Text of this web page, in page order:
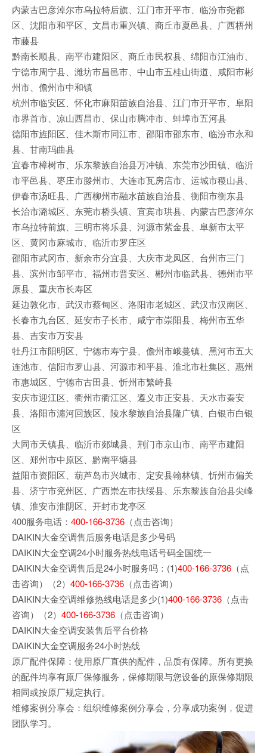
内蒙古巴彦淖尔市乌拉特后旗、江门市开平市、临汾市尧都
区、沈阳市和平区、文昌市重兴镇、商丘市夏邑县、广西梧州
市藤县
黔南长顺县、南平市建阳区、商丘市民权县、绵阳市江油市、
宁德市周宁县、潍坊市昌邑市、中山市五桂山街道、咸阳市彬
州市、儋州市中和镇
杭州市临安区、怀化市麻阳苗族自治县、江门市开平市、阜阳
市界首市、凉山西昌市、保山市腾冲市、蚌埠市五河县
德阳市旌阳区、佳木斯市同江市、邵阳市邵东市、临汾市永和
县、甘南玛曲县
宜春市樟树市、乐东黎族自治县万冲镇、东莞市沙田镇、临沂
市平邑县、枣庄市滕州市、大连市瓦房店市、运城市稷山县、
伊春市汤旺县、广西柳州市融水苗族自治县、衡阳市衡东县
长治市潞城区、东莞市桥头镇、宜宾市珙县、内蒙古巴彦淖尔
市乌拉特前旗、三明市将乐县、河源市紫金县、阜新市太平
区、黄冈市麻城市、临沂市罗庄区
邵阳市武冈市、新余市分宜县、大庆市龙凤区、台州市三门
县、滨州市邹平市、福州市晋安区、郴州市临武县、德州市平
原县、重庆市长寿区
延边敦化市、武汉市蔡甸区、洛阳市老城区、武汉市汉南区、
长春市九台区、延安市子长市、咸宁市崇阳县、梅州市五华
县、吉安市万安县
牡丹江市阳明区、宁德市寿宁县、儋州市峨蔓镇、黑河市五大
连池市、信阳市罗山县、河源市和平县、淮北市杜集区、惠州
市惠城区、宁德市古田县、忻州市繁峙县
安庆市迎江区、衢州市衢江区、遵义市正安县、天水市秦安
县、洛阳市瀍河回族区、陵水黎族自治县隆广镇、白银市白银
区
大同市天镇县、临沂市郯城县、荆门市京山市、南平市建阳
区、郑州市中原区、黔南平塘县
益阳市资阳区、葫芦岛市兴城市、定安县翰林镇、忻州市偏关
县、济宁市兖州区、广西崇左市扶绥县、乐东黎族自治县尖峰
镇、淮安市淮阴区、开封市龙亭区
400服务电话： 400-166-3736 （点击咨询）
DAIKIN大金空调售后服务电话是多少号码
DAIKIN大金空调24小时服务热线电话号码全国统一
DAIKIN大金空调售后是24小时服务吗：(1)400-166-3736 （点
击咨询）（2） 400-166-3736 （点击咨询）
DAIKIN大金空调维修热线电话是多少(1)400-166-3736 （点击
咨询）（2） 400-166-3736 （点击咨询）
DAIKIN大金空调安装售后平台价格
DAIKIN大金空调服务24小时热线
原厂配件保障：使用原厂直供的配件，品质有保障。所有更换
的配件均享有原厂保修服务，保修期限与您设备的原保修期限
相同或按原厂规定执行。
维修案例分享会：组织维修案例分享会，分享成功案例，促进
团队学习。